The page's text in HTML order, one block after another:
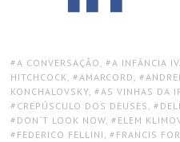
TAGS:
A CONVERSAÇÃO , A INFÂNCIA
HITCHCOCK, AMARCORD ,
KONCHALOVSKY, AS VINHAS DA
CREPÚSCULO DOS DEUSES ,
DON`T LOOK NOW, ELEM
FEDERICO FELLINI , FRANCIS